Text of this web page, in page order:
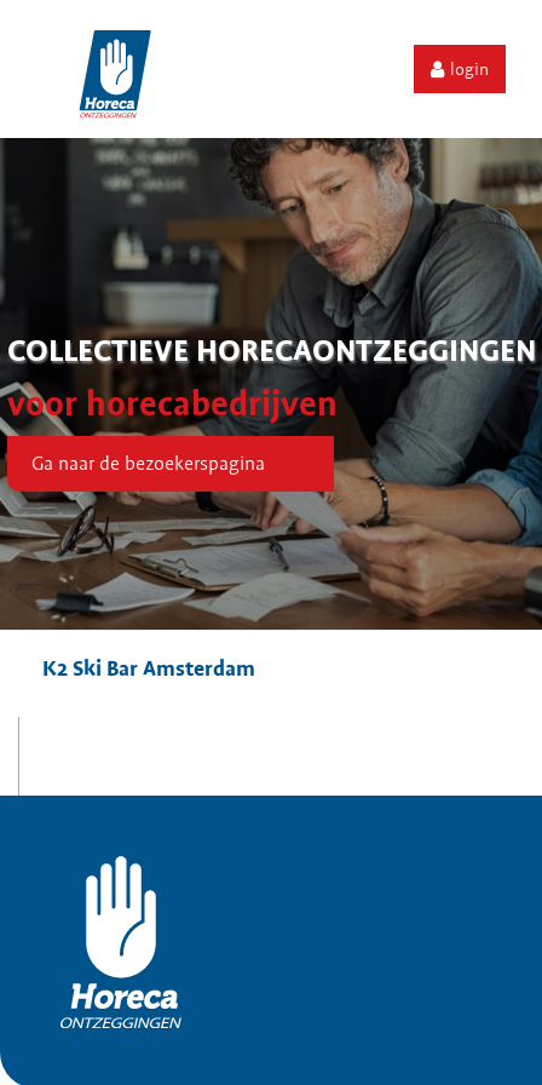
login
COLLECTIEVE HORECAONTZEGGINGEN
voor horecabedrijven
Ga naar de bezoekerspagina
K2 Ski Bar Amsterdam